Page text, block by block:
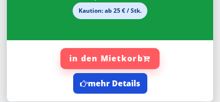
Kaution: ab 25 € / Stk.
in den Mietkorb
mehr Details